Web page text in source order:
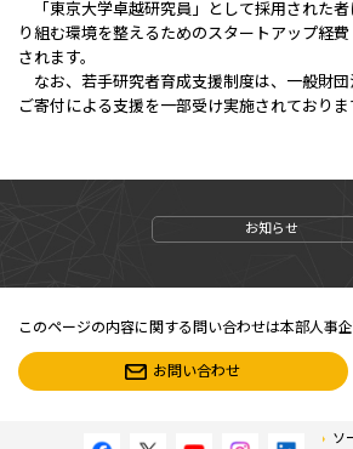
「東京大学卓越研究員」として採用された
り組む環境を整えるためのスタートアップ経
されます。
なお、若手研究者育成支援制度は、一般財
ご寄付による支援を一部受け実施されておりま
お知らせ
このページの内容に関する問い合わせは本部人事
お問い合わせ
ソ